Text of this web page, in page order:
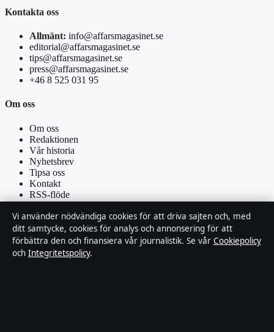
Kontakta oss
Allmänt: info@affarsmagasinet.se
editorial@affarsmagasinet.se
tips@affarsmagasinet.se
press@affarsmagasinet.se
+46 8 525 031 95
Om oss
Om oss
Redaktionen
Vår historia
Nyhetsbrev
Tipsa oss
Kontakt
RSS-flöde
Förtroende & standarder
Källor & standarder
Redaktionell policy
Vi använder nödvändiga cookies för att driva sajten och, med
ditt samtycke, cookies för analys och annonsering för att
förbättra den och finansiera vår journalistik. Se vår Cookiepolicy
och Integritetspolicy.